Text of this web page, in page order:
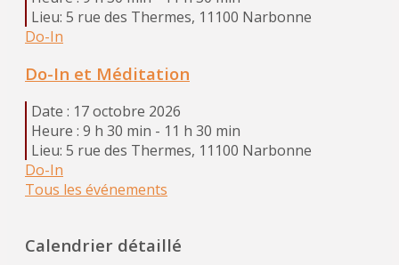
Lieu: 5 rue des Thermes, 11100 Narbonne
Do-In
Do-In et Méditation
Date : 17 octobre 2026
Heure : 9 h 30 min - 11 h 30 min
Lieu: 5 rue des Thermes, 11100 Narbonne
Do-In
Tous les événements
Calendrier détaillé